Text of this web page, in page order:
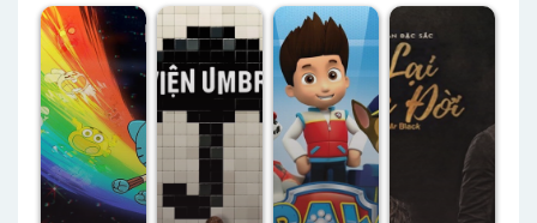
Lồng Tiếng
– Status:
07 / 07
Lồng Tiếng
Võ Sĩ Huyền
Thoại VTC7
Lồng Tiếng
– Status:
HD Lồng
Tiếng
Status: HD
Thuyết
Minh
Lồng Tiếng
– Status:
HD Lồng
Tiếng